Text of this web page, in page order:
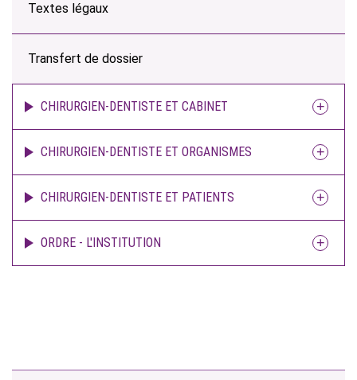
Textes légaux
Transfert de dossier
CHIRURGIEN-DENTISTE ET CABINET
CHIRURGIEN-DENTISTE ET ORGANISMES
CHIRURGIEN-DENTISTE ET PATIENTS
ORDRE - L'INSTITUTION